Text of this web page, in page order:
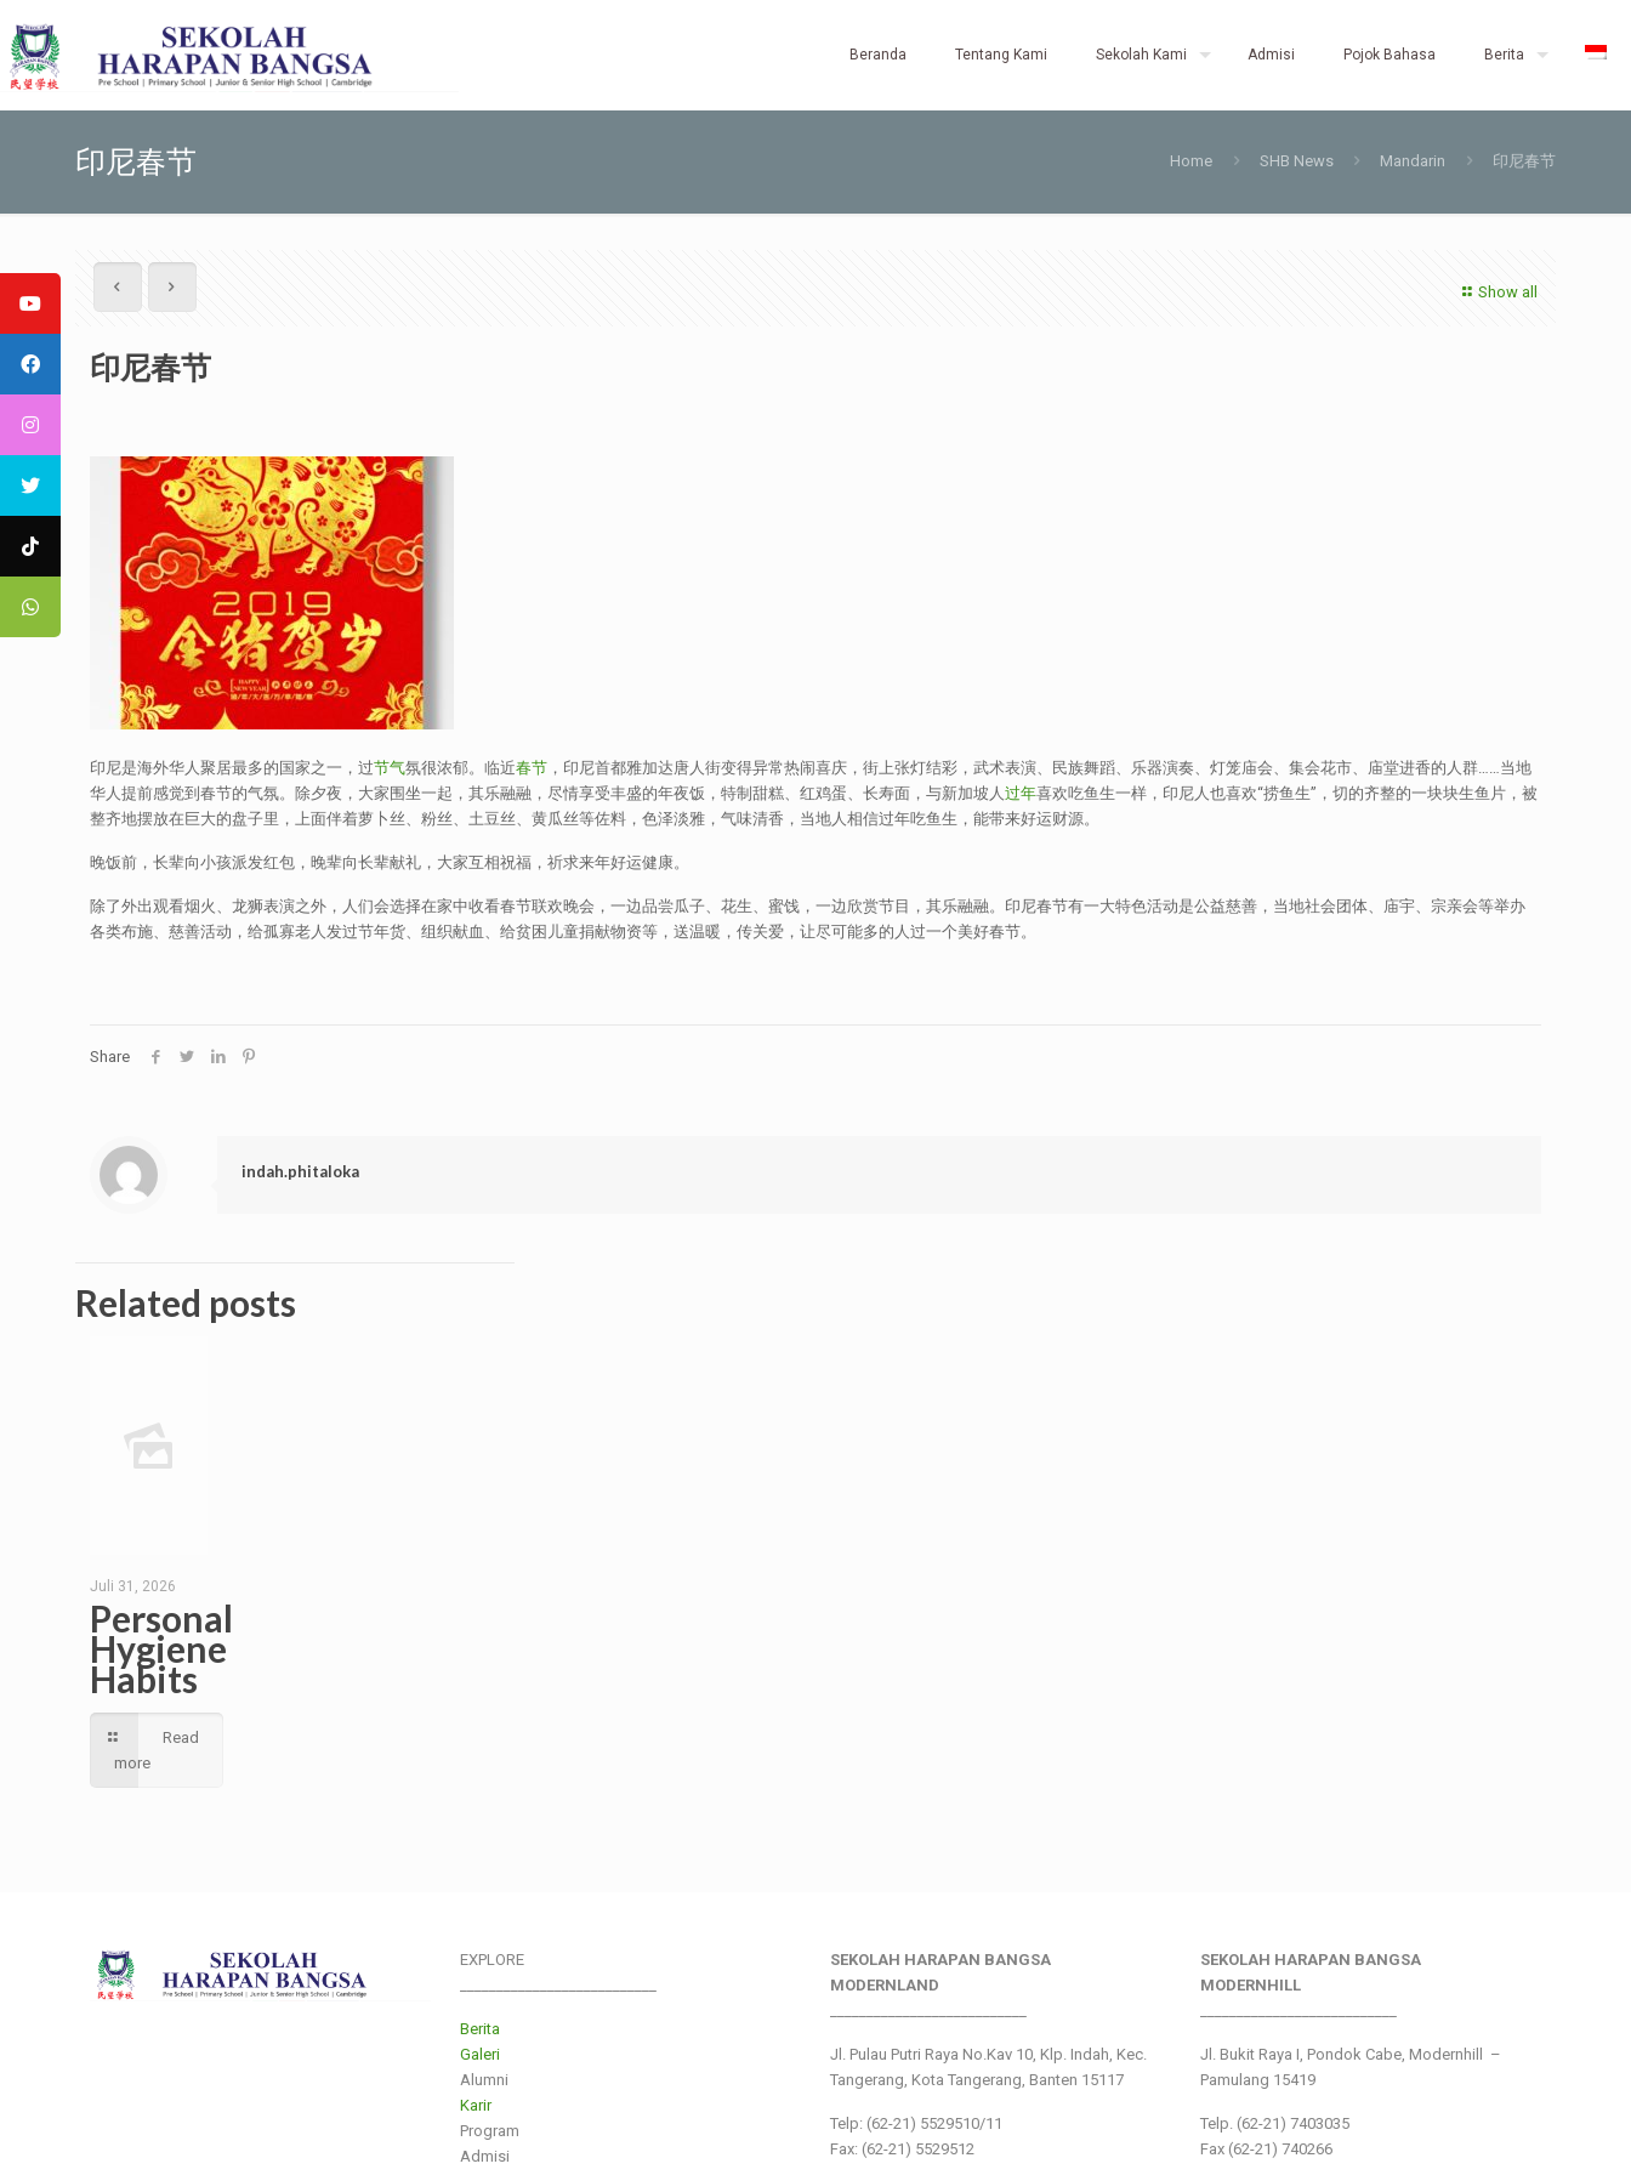
Beranda Tentang Kami Sekolah Kami Admisi Pojok Bahasa Berita
印尼春节 Home SHB News Mandarin 印尼春节
Show all
印尼春节
印尼是海外华人聚居最多的国家之一，过节气氛很浓郁。临近春节 ，印尼首都雅加达唐人街变得异常热闹喜庆，街上张灯结彩，武术表演、民族舞蹈、乐器演奏、灯笼庙会、集会花市、庙堂进香的人群……当地
华人提前感觉到春节的气氛。除夕夜，大家围坐一起，其乐融融，尽情享受丰盛的年夜饭，特制甜糕、红鸡蛋、长寿面，与新加坡人过年喜欢吃鱼生一样，印尼人也喜欢“捞鱼生”，切的齐整的一块块生鱼片，被
整齐地摆放在巨大的盘子里，上面伴着萝卜丝、粉丝、土豆丝、黄瓜丝等佐料，色泽淡雅，气味清香，当地人相信过年吃鱼生，能带来好运财源。
晚饭前，长辈向小孩派发红包，晚辈向长辈献礼，大家互相祝福，祈求来年好运健康。
除了外出观看烟火、龙狮表演之外，人们会选择在家中收看春节联欢晚会，一边品尝瓜子、花生、蜜饯，一边欣赏节目，其乐融融。印尼春节有一大特色活动是公益慈善，当地社会团体、庙宇、宗亲会等举办
各类布施、慈善活动，给孤寡老人发过节年货、组织献血、给贫困儿童捐献物资等，送温暖，传关爱，让尽可能多的人过一个美好春节。
Share
indah.phitaloka
Related posts
Juli 31, 2026
Personal
Hygiene
Habits
Read
more
EXPLORE
Berita
Galeri
Alumni
Karir
Program
Admisi
SEKOLAH HARAPAN BANGSA
MODERNLAND
Jl. Pulau Putri Raya No.Kav 10, Klp. Indah, Kec.
Tangerang, Kota Tangerang, Banten 15117
Telp: (62-21) 5529510/11
Fax: (62-21) 5529512
SEKOLAH HARAPAN BANGSA
MODERNHILL
Jl. Bukit Raya I, Pondok Cabe, Modernhill –
Pamulang 15419
Telp. (62-21) 7403035
Fax (62-21) 740266